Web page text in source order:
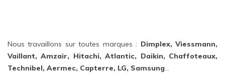
Nous travaillons sur toutes marques : Dimplex, Viessmann,
Vaillant, Amzair, Hitachi, Atlantic, Daikin, Chaffoteaux,
Technibel, Aermec, Capterre, LG, Samsung…